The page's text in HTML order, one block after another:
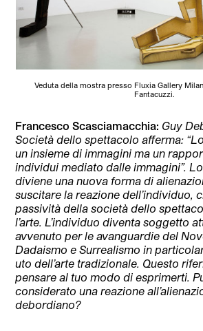
Veduta della mostra presso Fluxia Gallery
Fantacuzzi.
Francesco Scasciamacchia: Guy
Società dello spettacolo afferma:
un insieme di immagini ma un
individui mediato dalle immagini”.
diviene una nuova forma di
suscitare la reazione dell’individuo,
passività della società dello
l’arte. L’individuo diventa soggetto
avvenuto per le avanguardie del
Dadaismo e Surrealismo in
uto dell’arte tradizionale. Questo
pensare al tuo modo di esprimerti.
considerato una reazione
debordiano?